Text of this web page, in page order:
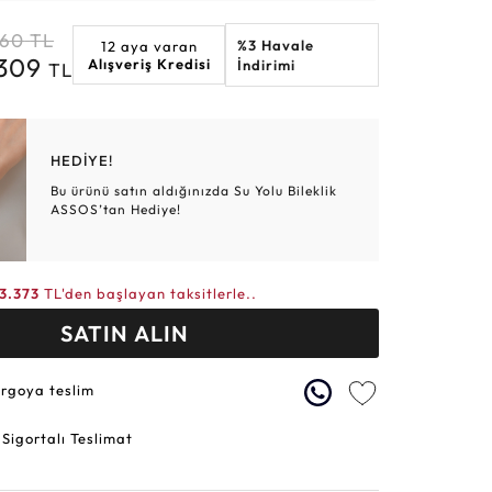
Elmas Bilezikler
Altın Tesbihler
Altın Hasır Setler
Violet Burç
TL
TL
12 aya varan
Alışveriş Kredisi
%3 Havale
İndirimi
HEDİYE!
Bu ürünü satın aldığınızda Su Yolu Bileklik
ASSOS’tan Hediye!
TL'den başlayan taksitlerle..
SATIN ALIN
teslim
Teslimat